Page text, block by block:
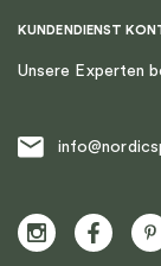
KUNDENDIENST
Unsere Experten